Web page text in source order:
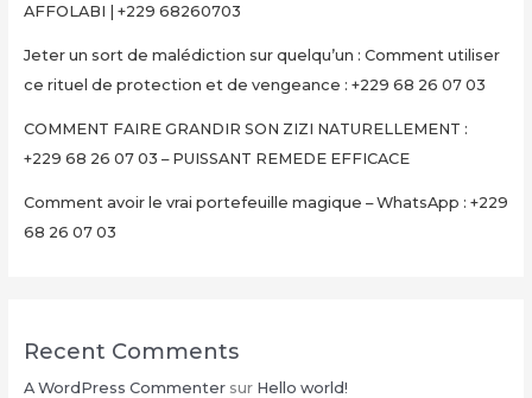
Votre
Minutes
+229
26
07
AFFOLABI | +229 68260703
Jeter un sort de malédiction sur quelqu’un : Comment utiliser
ce rituel de protection et de vengeance : +229 68 26 07 03
COMMENT FAIRE GRANDIR SON ZIZI NATURELLEMENT :
+229 68 26 07 03 – PUISSANT REMEDE EFFICACE
Comment avoir le vrai portefeuille magique – WhatsApp : +229
68 26 07 03
Recent Comments
A WordPress Commentersur Hello world!